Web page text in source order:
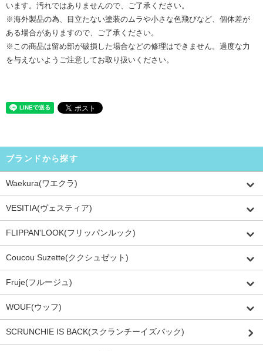
います。汚れではありませんので、ご了承ください。
※海外製品の為、目立たない塗装のムラや小さな色飛びなど、個体差が
ある場合がありますので、ご了承ください。
※この商品は留め部が破損した場合などの修理はできません。過度な力
を与えないようご注意してお取り扱いください。
ブランドから探す
Waekura(ワエクラ)
VESITIA(ヴェスティア)
FLIPPAN'LOOK(フリッパンルック)
Coucou Suzette(ククシュゼット)
Fruje(フルージュ)
WOUF(ウッフ)
SCRUNCHIE IS BACK(スクランチーイズバック)